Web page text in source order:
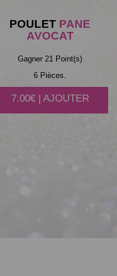
POULET PANE
AVOCAT
Gagner 21 Point(s)
6 Pièces.
7.00€ | AJOUTER